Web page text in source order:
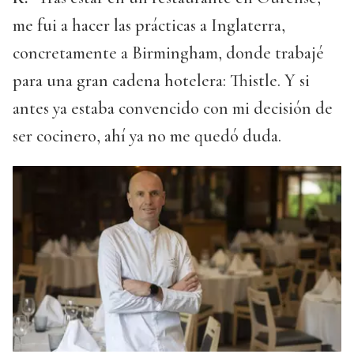
me fui a hacer las prácticas a Inglaterra,
concretamente a Birmingham, donde trabajé
para una gran cadena hotelera: Thistle. Y si
antes ya estaba convencido con mi decisión de
ser cocinero, ahí ya no me quedó duda.